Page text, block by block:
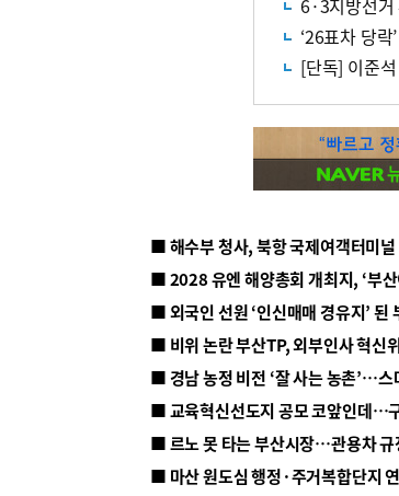
6·3지방선
‘26표차 당
[단독] 이준
■ 해수부 청사, 북항 국제여객터미
■ 2028 유엔 해양총회 개최지, ‘부
■ 외국인 선원 ‘인신매매 경유지’
■ 비위 논란 부산TP, 외부인사 혁신
■ 르노 못 타는 부산시장…관용차 규
■ 마산 원도심 행정·주거복합단지